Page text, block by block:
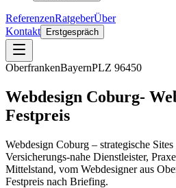
ReferenzenRatgeberÜber
Kontakt
Erstgespräch
OberfrankenBayernPLZ 96450
Webdesign Coburg-
Festpreis
Webdesign Coburg – strategische
Versicherungs-nahe Dienstleister,
Mittelstand, vom Webdesigner aus
Festpreis nach Briefing.